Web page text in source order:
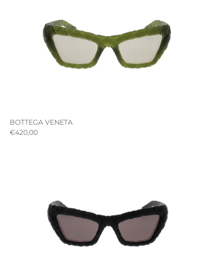
BOTTEGA VENETA
€420,00